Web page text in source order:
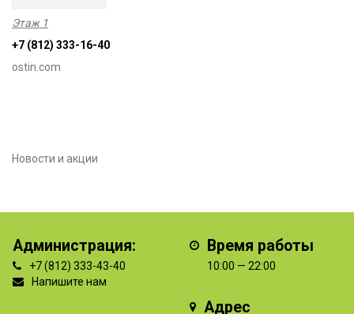
Этаж 1
+7 (812) 333-16-40
ostin.com
Новости и акции
Администрация:
+7 (812) 333-43-40
Напишите нам
Время работы
10:00 — 22:00
Адрес